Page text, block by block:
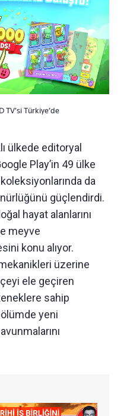
TV’si Türkiye’de
ülkede editoryal
Play’in 49 ülke
da
güçlendirdi.
hayat alanlarını
meyve
konu alıyor.
üzerine
ele geçiren
sahip
yeni